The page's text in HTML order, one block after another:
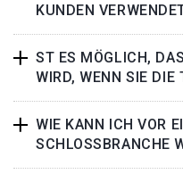
KUNDEN
ST ES MÖGLICH,
WIRD, WENN SIE DIE
WIE KANN ICH VOR
SCHLOSSBRANCHE